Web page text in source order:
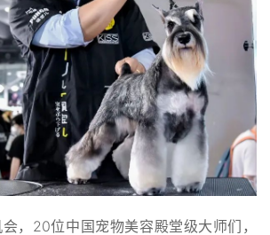
，20位中国宠物美容殿堂级大师们，